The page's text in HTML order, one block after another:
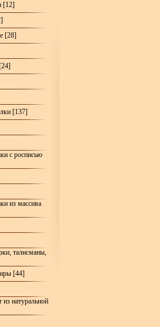
[12]
[28]
[137]
с росписью
из массива
талисманы,
[44]
натуральной